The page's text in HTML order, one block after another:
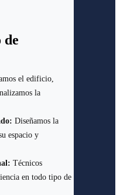
de
el edificio,
la
Diseñamos la
espacio y
Técnicos
en todo tipo de